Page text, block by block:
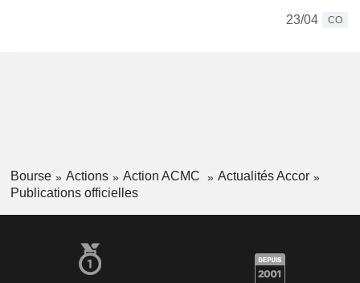
23/04
CO
Bourse Actions Action ACMC
Actualités Accor
Publications officielles